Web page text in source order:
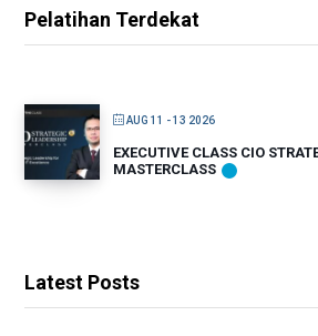
Pelatihan Terdekat
AUG 11 - 13 2026
EXECUTIVE CLASS CIO
MASTERCLASS
Latest Posts